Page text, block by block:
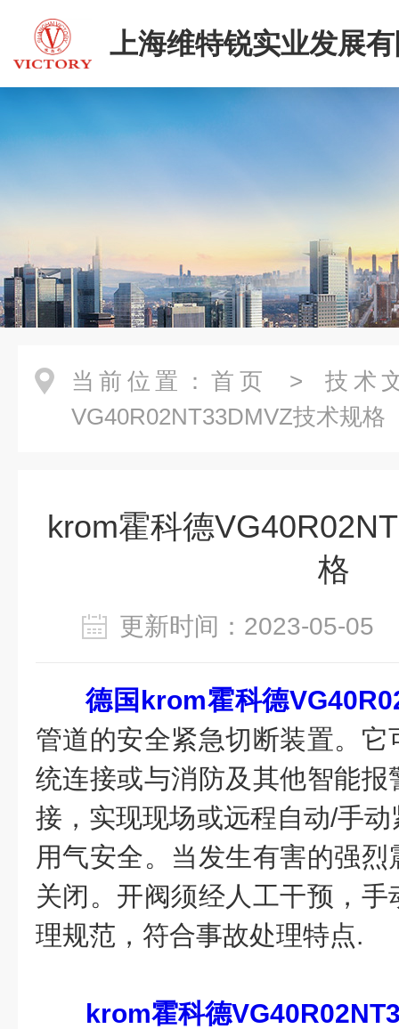
上海维特锐实业发展
当前位置： 首页 > 技术
VG40R02NT33DMVZ技术规格
krom霍科德
格
更新时间：2023-05-
德国krom霍科德
管道的安全紧急切断装置。
统连接或与消防及其他智能
接，实现现场或远程自动/手
用气安全。当发生有害的强
关闭。开阀须经人工干预，
理规范，符合事故处理特点.
krom霍科德